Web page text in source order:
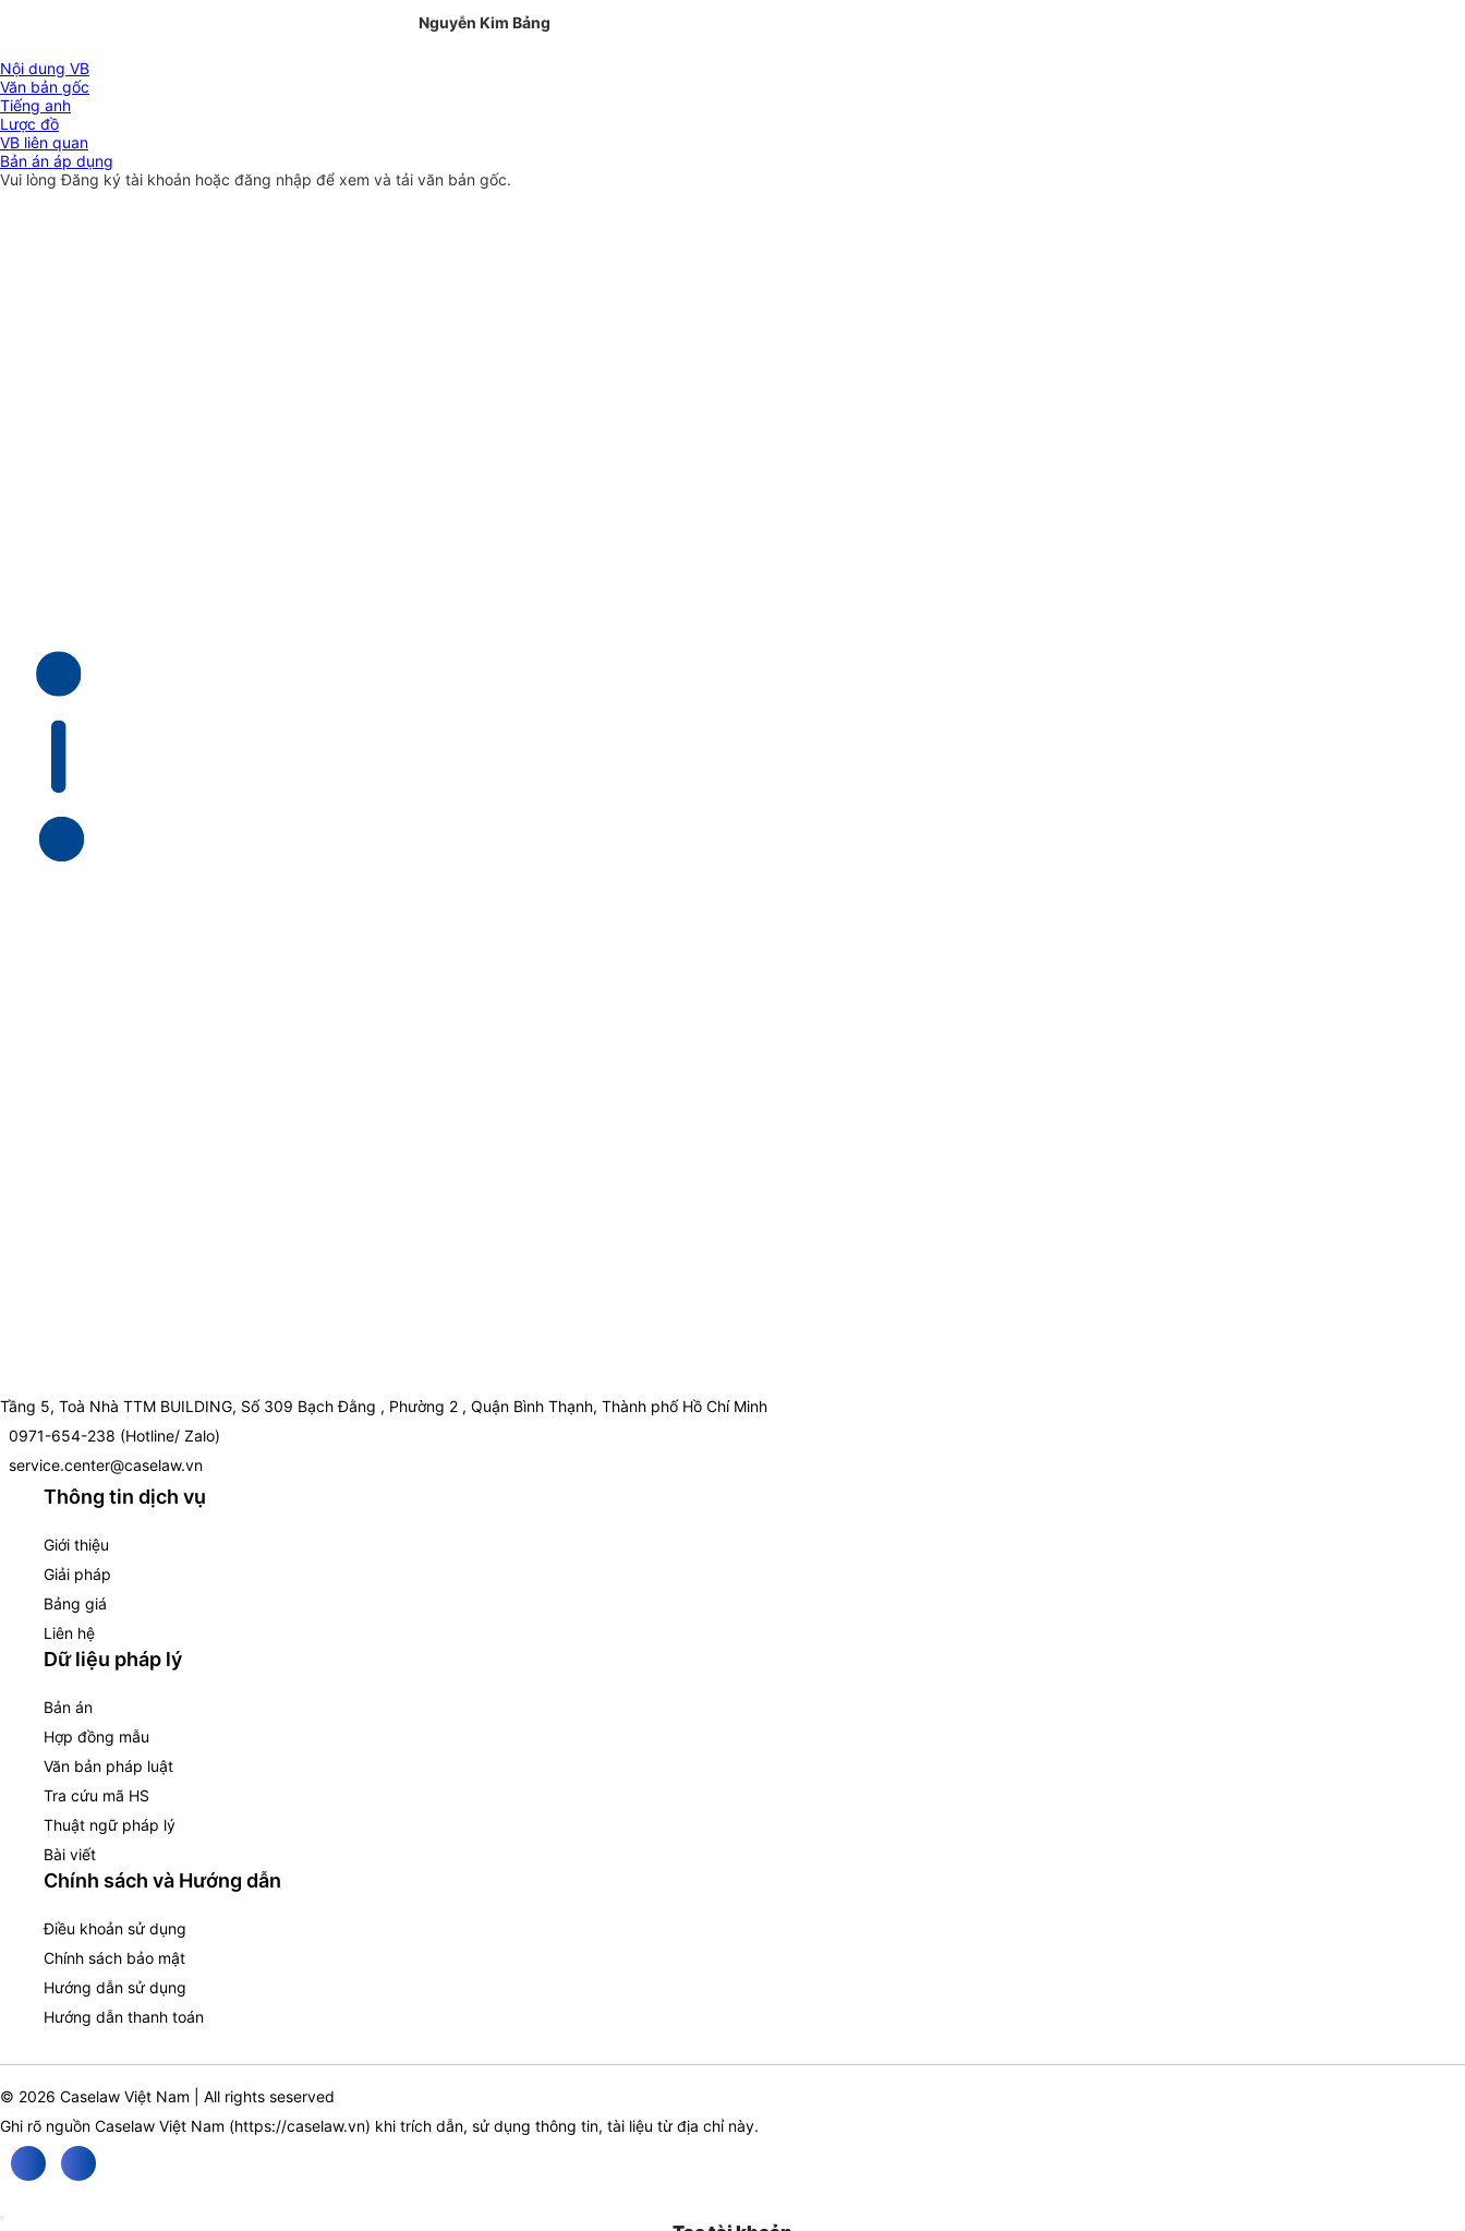
Nguyễn Kim Bảng
Nội dung VB
Văn bản gốc
Tiếng anh
Lược đồ
VB liên quan
Bản án áp dụng
Vui lòngĐăng ký tài khoản hoặc đăng nhập để xem và tải văn bản gốc.
Tầng 5, Toà Nhà TTM BUILDING, Số 309 Bạch Đằng , Phường 2 , Quận Bình Thạnh, Thành phố Hồ Chí Minh
0971-654-238 (Hotline/ Zalo)
service.center@caselaw.vn
Thông tin dịch vụ
Giới thiệu
Giải pháp
Bảng giá
Liên hệ
Dữ liệu pháp lý
Bản án
Hợp đồng mẫu
Văn bản pháp luật
Tra cứu mã HS
Thuật ngữ pháp lý
Bài viết
Chính sách và Hướng dẫn
Điều khoản sử dụng
Chính sách bảo mật
Hướng dẫn sử dụng
Hướng dẫn thanh toán
© 2026 Caselaw Việt Nam | All rights seserved
Ghi rõ nguồn Caselaw Việt Nam (https://caselaw.vn) khi trích dẫn, sử dụng thông tin, tài liệu từ địa chỉ này.